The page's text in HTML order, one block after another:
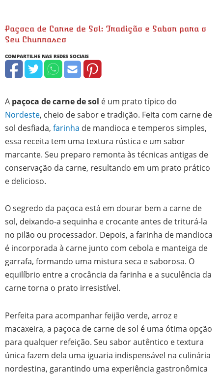
Paçoca de Carne de Sol: Tradição e Sabor para o
Seu Churrasco
A paçoca de carne de sol é um prato típico do
Nordeste, cheio de sabor e tradição. Feita com carne de
sol desfiada, farinha de mandioca e temperos simples,
essa receita tem uma textura rústica e um sabor
marcante. Seu preparo remonta às técnicas antigas de
conservação da carne, resultando em um prato prático
e delicioso.
O segredo da paçoca está em dourar bem a carne de
sol, deixando-a sequinha e crocante antes de triturá-la
no pilão ou processador. Depois, a farinha de mandioca
é incorporada à carne junto com cebola e manteiga de
garrafa, formando uma mistura seca e saborosa. O
equilíbrio entre a crocância da farinha e a suculência da
carne torna o prato irresistível.
Perfeita para acompanhar feijão verde, arroz e
macaxeira, a paçoca de carne de sol é uma ótima opção
para qualquer refeição. Seu sabor autêntico e textura
única fazem dela uma iguaria indispensável na culinária
nordestina, garantindo uma experiência gastronômica